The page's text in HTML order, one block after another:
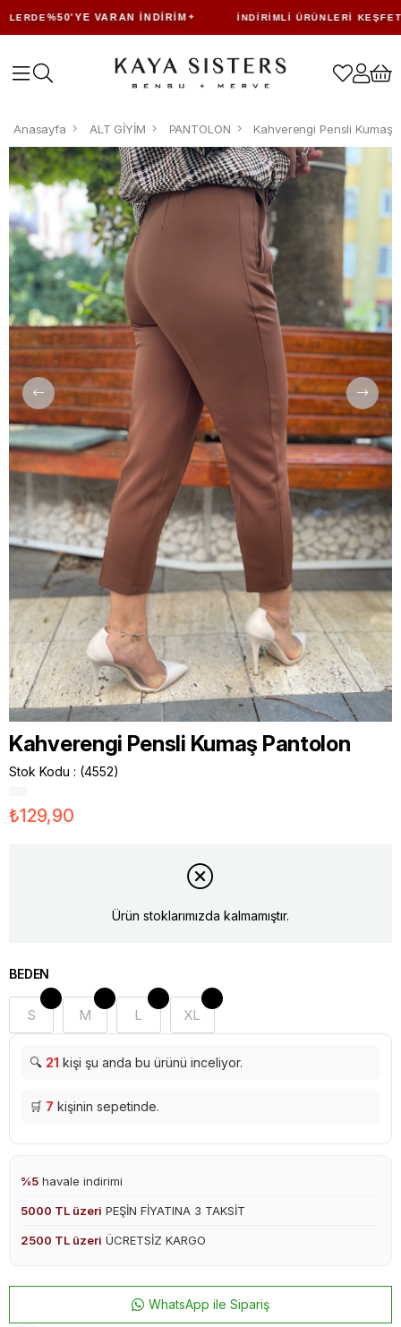
%50'YE VARAN İNDIRIM İNDIRIMLI ÜRÜNLERI KEŞFET
Anasayfa ALT GİYİM PANTOLON Kahverengi Pensli Kumaş
Kahverengi Pensli Kumaş Pantolon
Stok Kodu (4552)
₺129,90
Ürün stoklarımızda kalmamıştır.
BEDEN
S M L XL
🔍 21 kişi şu anda bu ürünü inceliyor.
🛒 7 kişinin sepetinde.
%5 havale indirimi
5000 TL üzeri PEŞİN FİYATINA 3 TAKSİT
2500 TL üzeri ÜCRETSİZ KARGO
WhatsApp ile Sipariş